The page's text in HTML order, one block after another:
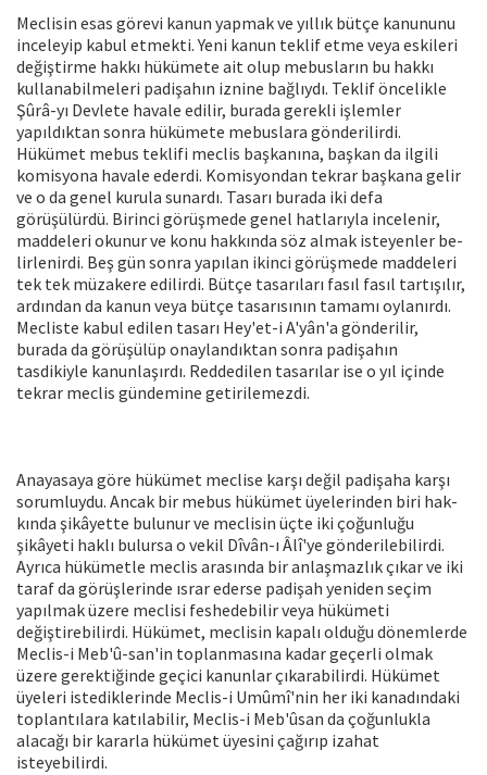
Meclisin esas görevi kanun yapmak ve yıllık bütçe kanununu
inceleyip kabul et­mekti. Yeni kanun teklif etme veya eski­leri
değiştirme hakkı hükümete ait olup mebusların bu hakkı
kullanabilmeleri padişahın iznine bağlıydı. Teklif öncelikle
Şûrâ-yı Devlete havale edilir, burada ge­rekli işlemler
yapıldıktan sonra hüküme­te mebuslara gönderilirdi.
Hükümet mebus teklifi meclis başkanına, başkan da ilgili
komisyona havale ederdi. Komis­yondan tekrar başkana gelir
ve o da ge­nel kurula sunardı. Tasarı burada iki de­fa
görüşülürdü. Birinci görüşmede genel hatlarıyla incelenir,
maddeleri okunur ve konu hakkında söz almak isteyenler be­
lirlenirdi. Beş gün sonra yapılan ikinci görüşmede maddeleri
tek tek müzakere edilirdi. Bütçe tasarıları fasıl fasıl tartışı­lır,
ardından da kanun veya bütçe tasarı­sının tamamı oylanırdı.
Mecliste kabul edilen tasarı Hey'et-i A'yân'a gönderilir,
burada da görüşülüp onaylandıktan son­ra padişahın
tasdikiyle kanunlaşırdı. Red­dedilen tasarılar ise o yıl içinde
tekrar meclis gündemine getirilemezdi.
Anayasaya göre hükümet meclise karşı değil padişaha karşı
sorumluydu. Ancak bir mebus hükümet üyelerinden biri hak­
kında şikâyette bulunur ve meclisin üçte iki çoğunluğu
şikâyeti haklı bulursa o ve­kil Dîvân-ı Âlî'ye gönderilebilirdi.
Ayrıca hükümetle meclis arasında bir anlaşmaz­lık çıkar ve iki
taraf da görüşlerinde ısrar ederse padişah yeniden seçim
yapılmak üzere meclisi feshedebilir veya hüküme­ti
değiştirebilirdi. Hükümet, meclisin ka­palı olduğu dönemlerde
Meclis-i Meb'û-san'in toplanmasına kadar geçerli olmak
üzere gerektiğinde geçici kanunlar çıka­rabilirdi. Hükümet
üyeleri istediklerinde Meclis-i Umûmî'nin her iki kanadındaki
toplantılara katılabilir, Meclis-i Meb'ûsan da çoğunlukla
alacağı bir kararla hükü­met üyesini çağırıp izahat
isteyebilirdi.